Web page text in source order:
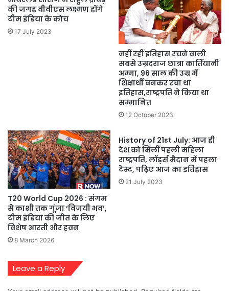
की जगह वीवीएस लक्ष्मण होंगे
टीम इंडिया के कोच
17 July 2023
नहीं रहीं इतिहास रचने वाली
सबसे उम्रदराज छात्रा कार्तियानी
अम्मा, 96 साल की उम्र में
शिक्षार्थी बनकर रचा था
इतिहास,राष्ट्रपति ने किया था
सम्मानित
12 October 2023
T20 World Cup 2026 : संगम
से काशी तक गूंजा ‘विजयी भव’,
टीम इंडिया की जीत के लिए
विशेष आरती और हवन
8 March 2026
History of 21st July: आज ही
देश को मिलीं पहली महिला
राष्ट्रपति, लॉर्ड्स मैदान में पहला
टेस्ट, पढ़िए आज का इतिहास
21 July 2023
Leave a Reply